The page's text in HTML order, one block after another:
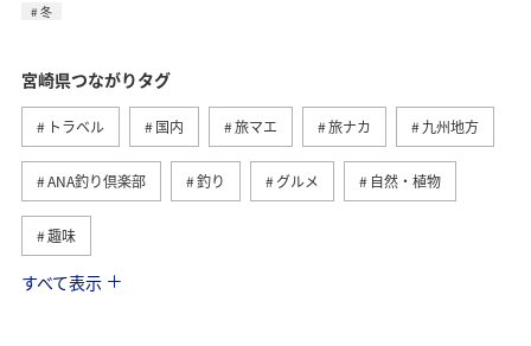
冬
宮崎県つながりタグ
トラベル 国内 旅マエ 旅ナカ 九州地方
ANA釣り倶楽部 釣り グルメ 自然・植物
趣味
歴史・文化・芸術
すべて表示